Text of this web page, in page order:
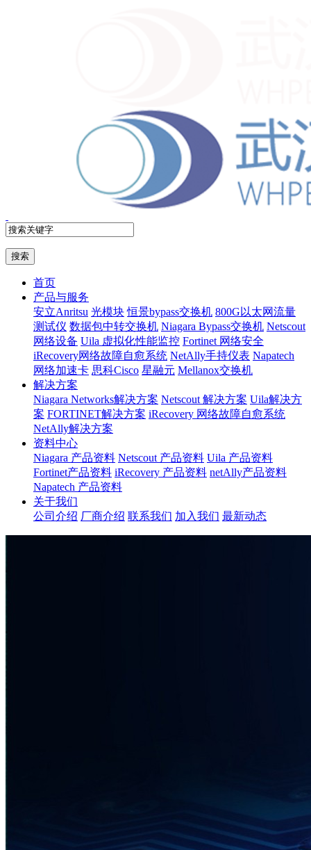
首页
产品与服务
安立Anritsu 光模块 恒景bypass交换机 800G以太网流量
测试仪 数据包中转交换机 Niagara Bypass交换机 Netscout
网络设备 Uila 虚拟化性能监控 Fortinet 网络安全
iRecovery网络故障自愈系统 NetAlly手持仪表 Napatech
网络加速卡 思科Cisco 星融元 Mellanox交换机
解决方案
Niagara Networks解决方案 Netscout 解决方案 Uila解决方
案 FORTINET解决方案 iRecovery 网络故障自愈系统
NetAlly解决方案
资料中心
Niagara 产品资料 Netscout 产品资料 Uila 产品资料
Fortinet产品资料 iRecovery 产品资料 netAlly产品资料
Napatech 产品资料
关于我们
公司介绍 厂商介绍 联系我们 加入我们 最新动态